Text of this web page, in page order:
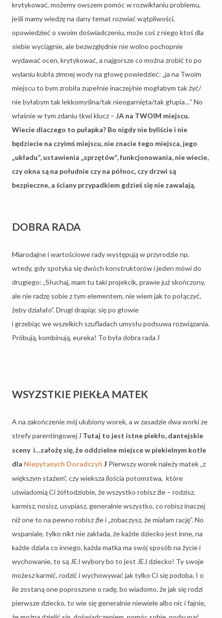
krytykować, możemy owszem pomóc w rozwikłaniu problemu,
jeśli mamy wiedzę na dany temat rozwiać wątpliwości,
opowiedzieć o swoim doświadczeniu, może coś z niego ktoś dla
siebie wyciągnie, ale bezwzględnie nie wolno pochopnie
wydawać ocen, krytykować, a najgorsze co można zrobić to po
wylaniu kubła zimnej wody na głowę powiedzieć: „ja na Twoim
miejscu to bym zrobiła zupełnie inaczej/nie mogłabym tak żyć/
nie byłabym tak lekkomyślna/tak nieogarnięta/tak głupia…” No
właśnie w tym zdaniu tkwi klucz – JA na TWOIM miejscu.
Wiecie dlaczego to pułapka? Bo nigdy nie byliście i nie
będziecie na czyimś miejscu, nie znacie tego miejsca, jego
„układu”, ustawienia „sprzętów”, funkcjonowania, nie wiecie,
czy okna są na południe czy na północ, czy drzwi są
bezpieczne, a ściany przypadkiem gdzieś się nie zawalają.
DOBRA RADA
Miarodajne i wartościowe rady występują w przyrodzie np.
wtedy, gdy spotyka się dwóch konstruktorów i jeden mówi do
drugiego: „Słuchaj, mam tu taki projekcik, prawie już skończony,
ale nie radzę sobie z tym elementem, nie wiem jak to połączyć,
żeby działało”. Drugi drapiąc się po głowie
i grzebiąc we wszelkich szufladach umysłu podsuwa rozwiązania.
Próbują, kombinują, eureka! To była dobra rada J
WSYZSTKIE PIEKŁA MATEK
A na zakończenie mój ulubiony worek, a w zasadzie dwa worki ze
strefy parentingowej J Tutaj to jest istne piekło, dantejskie
sceny i…założę się, że oddzielne miejsce w piekielnym kotle
dla Niepytanych Doradczyń J Pierwszy worek należy matek „z
większym stażem”, czy wieksza ilościa potomstwa, które
uświadomią Ci żółtodziobie, że wszystko robisz źle – rodzisz,
karmisz, nosisz, usypiasz, generalnie wszystko, co robisz inaczej
niż one to na pewno robisz źle i „zobaczysz, że miałam rację”. No
wspaniale, tylko nikt nie zakłada, że każde dziecko jest inne, na
każde działa co innego, każda matka ma swój sposób na życie i
wychowanie, to są JEJ wybory bo to jest JEJ dziecko! Ty swoje
możesz karmić, rodzić i wychowywać jak tylko Ci się podoba. I o
ile zostaną one poproszone o radę, bo wiadomo, że jak się rodzi
pierwsze dziecko, to wie się generalnie niewiele albo nic i fajnie,